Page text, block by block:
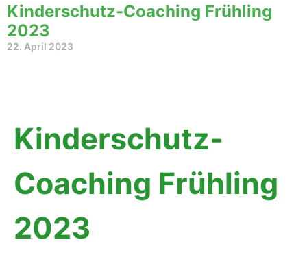
Kinderschutz-Coaching Frühling
2023
22. April 2023
Kinderschutz-
Coaching Frühling
2023